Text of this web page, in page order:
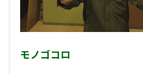
モノゴコロ